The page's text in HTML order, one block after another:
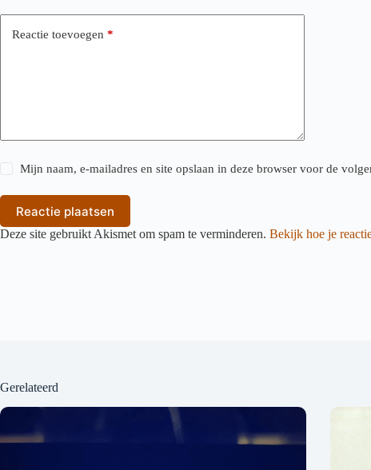
Reactie toevoegen *
Mijn naam, e-mailadres en site opslaan in deze browser voor de
Reactie plaatsen
Deze site gebruikt Akismet om spam te verminderen. Bekijk hoe je
Gerelateerd